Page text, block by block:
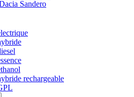
Sandero
rechargeable